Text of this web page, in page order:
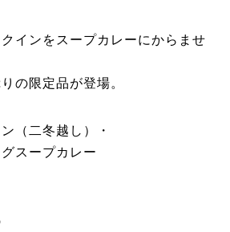
インをスープカレーにからませ
の限定品が登場。
（二冬越し）・
スープカレー